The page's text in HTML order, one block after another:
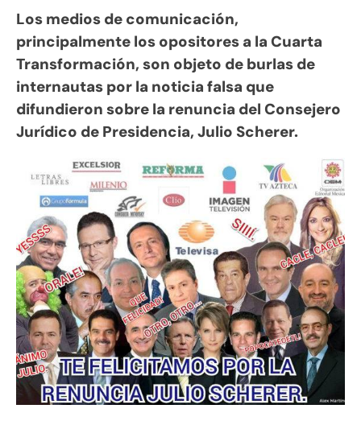
Los medios de comunicación,
principalmente los opositores a la Cuarta
Transformación, son objeto de burlas de
internautas por la noticia falsa que
difundieron sobre la renuncia del Consejero
Jurídico de Presidencia, Julio Scherer.